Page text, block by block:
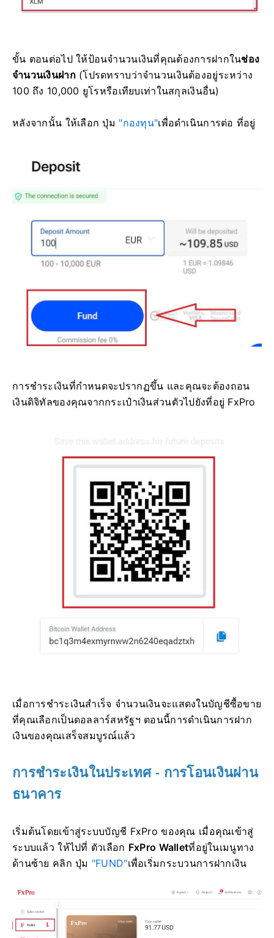
ขั้น ตอนต่อไป ให้ป้อนจำนวนเงินที่คุณต้องการฝากในช่อง
จำนวนเงินฝาก(โปรดทราบว่าจำนวนเงินต้องอยู่ระหว่าง
100 ถึง 10,000 ยูโรหรือเทียบเท่าในสกุลเงินอื่น)
หลังจากนั้น ให้เลือก ปุ่ม "กองทุน"เพื่อดำเนินการต่อ ที่อยู่
การชำระเงินที่กำหนดจะปรากฏขึ้น และคุณจะต้องถอน
เงินดิจิทัลของคุณจากกระเป๋าเงินส่วนตัวไปยังที่อยู่ FxPro
เมื่อการชำระเงินสำเร็จ จำนวนเงินจะแสดงในบัญชีซื้อขาย
ที่คุณเลือกเป็นดอลลาร์สหรัฐฯ ตอนนี้การดำเนินการฝาก
เงินของคุณเสร็จสมบูรณ์แล้ว
การชำระเงินในประเทศ - การโอนเงินผ่าน
ธนาคาร
เริ่มต้นโดยเข้าสู่ระบบบัญชี FxPro ของคุณ เมื่อคุณเข้าสู่
ระบบแล้ว ให้ไปที่ ตัวเลือก FxPro Walletที่อยู่ในเมนูทาง
ด้านซ้าย คลิก ปุ่ม "FUND"เพื่อเริ่มกระบวนการฝากเงิน